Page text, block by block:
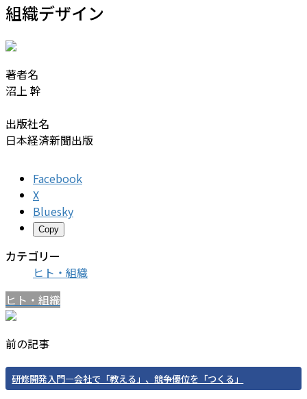
組織デザイン
著者名
沼上 幹
出版社名
日本経済新聞出版
Facebook
X
Bluesky
Copy
カテゴリー
ヒト・組織
ヒト・組織
前の記事
研修開発入門—会社で「教える」、競争優位を「つくる」